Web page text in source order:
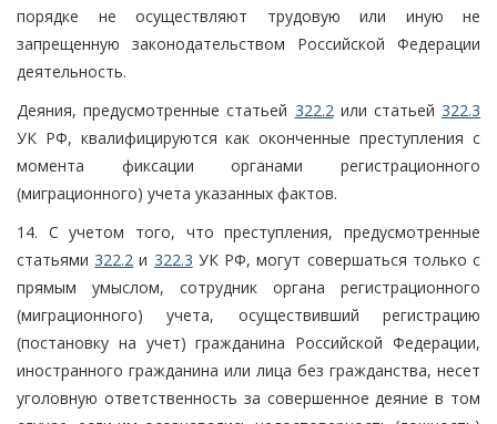
порядке не осуществляют трудовую или иную не
запрещенную законодательством Российской Федерации
деятельность.
Деяния, предусмотренные статьей 322.2 или статьей 322.3
УК РФ, квалифицируются как оконченные преступления с
момента фиксации органами регистрационного
(миграционного) учета указанных фактов.
14. С учетом того, что преступления, предусмотренные
статьями322.2 и 322.3 УК РФ, могут совершаться только с
прямым умыслом, сотрудник органа регистрационного
(миграционного) учета, осуществивший регистрацию
(постановку на учет) гражданина Российской Федерации,
иностранного гражданина или лица без гражданства, несет
уголовную ответственность за совершенное деяние в том